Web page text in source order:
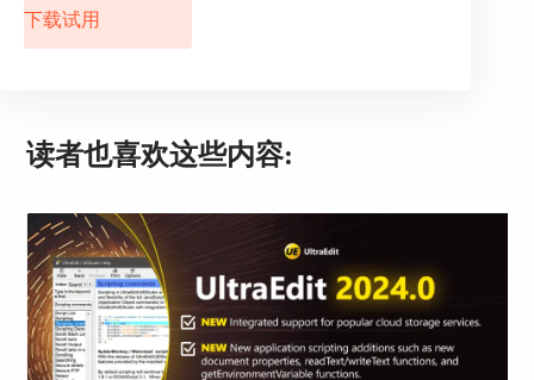
图4右方的连接按钮，开始连接。
下载试用
读者也喜欢这些内容: